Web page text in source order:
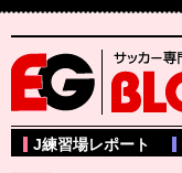
サッカー専門新聞
J練習場レポート